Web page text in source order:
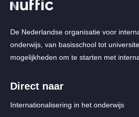
De Nederlandse organisatie voor
onderwijs, van basisschool tot
mogelijkheden om te starten met
Direct naar
Internationalisering in het onderwijs